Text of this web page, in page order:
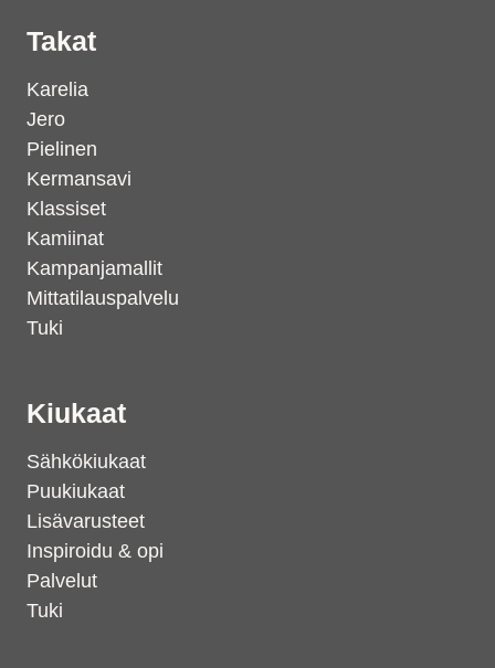
Takat
Karelia
Jero
Pielinen
Kermansavi
Klassiset
Kamiinat
Kampanjamallit
Mittatilauspalvelu
Tuki
Kiukaat
Sähkökiukaat
Puukiukaat
Lisävarusteet
Inspiroidu & opi
Palvelut
Tuki